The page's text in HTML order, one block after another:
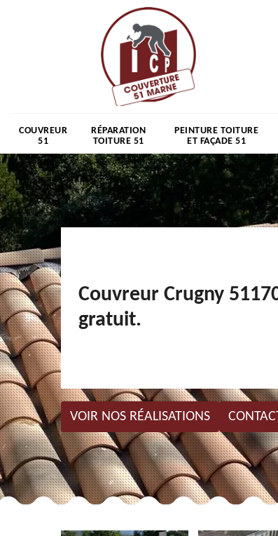
COUVREUR
51
RÉPARATION
TOITURE 51
PEINTURE TOITURE
ET FAÇADE 51
Couvreur Crugny
gratuit.
VOIR NOS RÉALISATIONS